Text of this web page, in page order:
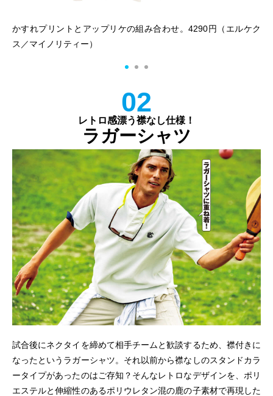
かすれプリントとアップリケの組み合わせ。4290円（エルケク
ス／マイノリティー）
02
レトロ感漂う襟なし仕様！
ラガーシャツ
試合後にネクタイを締めて相手チームと歓談するため、襟付きに
なったというラガーシャツ。それ以前から襟なしのスタンドカラ
ータイプがあったのはご存知？そんなレトロなデザインを、ポリ
エステルと伸縮性のあるポリウレタン混の鹿の子素材で再現した